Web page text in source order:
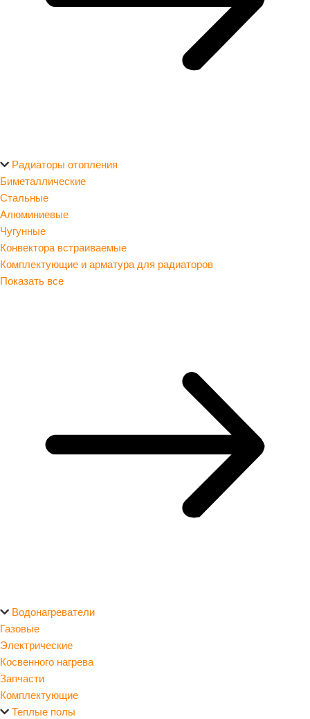
Радиаторы отопления
Биметаллические
Стальные
Алюминиевые
Чугунные
Конвектора встраиваемые
Комплектующие и арматура для радиаторов
Показать все
Водонагреватели
Газовые
Электрические
Косвенного нагрева
Запчасти
Комплектующие
Теплые полы